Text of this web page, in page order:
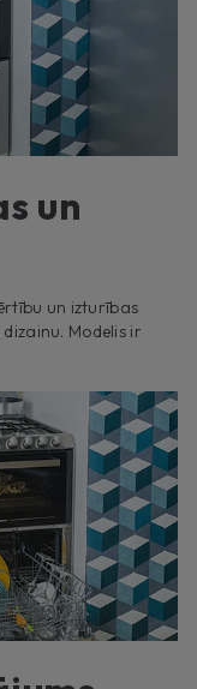
un
un izturības
Modelis ir